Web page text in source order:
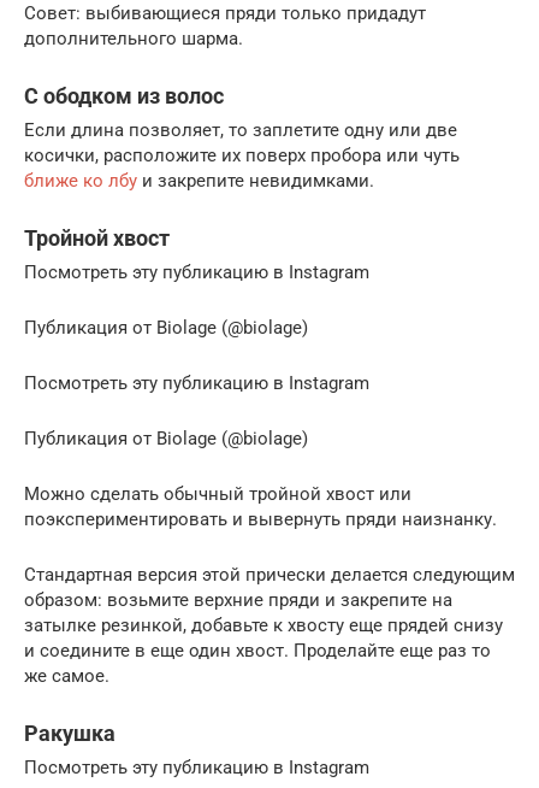
Совет: выбивающиеся пряди только придадут
дополнительного шарма.
С ободком из волос
Если длина позволяет, то заплетите одну или две
косички, расположите их поверх пробора или чуть
ближе ко лбу и закрепите невидимками.
Тройной хвост
Посмотреть эту публикацию в Instagram
Публикация от Biolage (@biolage)
Посмотреть эту публикацию в Instagram
Публикация от Biolage (@biolage)
Можно сделать обычный тройной хвост или
поэкспериментировать и вывернуть пряди наизнанку.
Стандартная версия этой прически делается следующим
образом: возьмите верхние пряди и закрепите на
затылке резинкой, добавьте к хвосту еще прядей снизу
и соедините в еще один хвост. Проделайте еще раз то
же самое.
Ракушка
Посмотреть эту публикацию в Instagram